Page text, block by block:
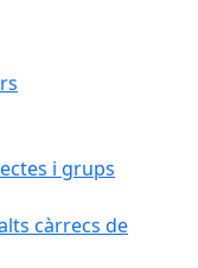
i grups
càrrecs de